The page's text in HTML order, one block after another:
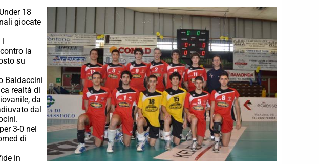
18
giocate
i
la
su
Baldaccini
realtà di
da
dal
3-0 nel
di
in